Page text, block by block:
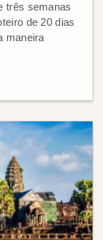
três semanas
de 20 dias
maneira